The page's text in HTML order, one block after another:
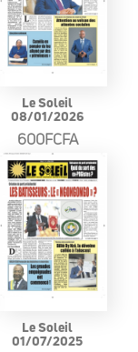
Le Soleil
08/01/2026
600FCFA
Le Soleil
01/07/2025